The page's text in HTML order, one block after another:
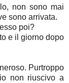
non sono mai
sono arrivata.
poi?
e il giorno dopo
Purtroppo
non riuscivo a